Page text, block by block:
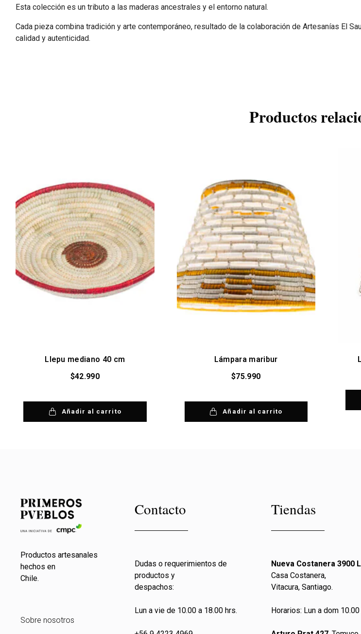
Esta colección es un tributo a las maderas ancestrales y el entorno natural.
Cada pieza combina tradición y arte contemporáneo, resultado de la colaboración de Artesanías El
calidad y autenticidad.
Productos
Llepu mediano 40 cm
$42.990
Añadir al carrito
Lámpara maribur
$75.990
Añadir al carrito
Productos artesanales
hechos en
Chile.
Sobre nosotros
Contacto
Dudas o requerimientos de
productos y
despachos:
Lun a vie de 10.00 a 18.00 hrs.
Tiendas
Nueva Costanera 3900
Casa Costanera,
Vitacura, Santiago.
Horarios: Lun a dom